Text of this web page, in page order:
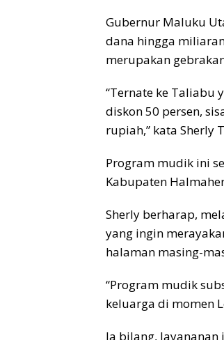
Gubernur Maluku
dana hingga
merupakan
“Ternate ke Taliabu
diskon 50 persen,
rupiah,” kata Sherly
Program mudik ini
Kabupaten
Sherly berharap,
yang ingin
halaman masing-
“Program mudik
keluarga di momen
Ia bilang,